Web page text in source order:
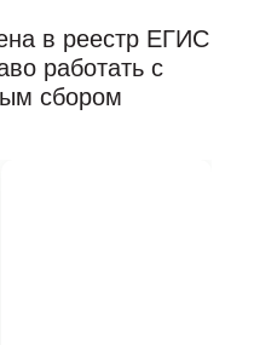
в реестр ЕГИС
работать с
сбором